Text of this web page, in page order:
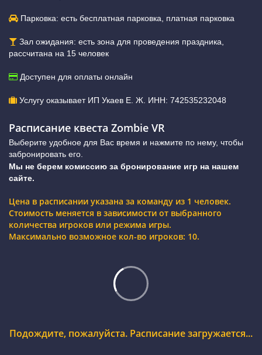
Парковка: есть бесплатная парковка, платная парковка
Зал ожидания: есть зона для проведения праздника,
рассчитана на 15 человек
Доступен для оплаты онлайн
Услугу оказывает ИП Укаев Е. Ж. ИНН: 742535232048
Расписание квеста Zombie VR
Выберите удобное для Вас время и нажмите по нему, чтобы
забронировать его.
Мы не берем комиссию за бронирование игр на нашем
сайте.
Цена в расписании указана за команду из 1 человек.
Стоимость меняется в зависимости от выбранного
количества игроков или режима игры.
Максимально возможное кол-во игроков: 10.
Подождите, пожалуйста. Расписание загружается...